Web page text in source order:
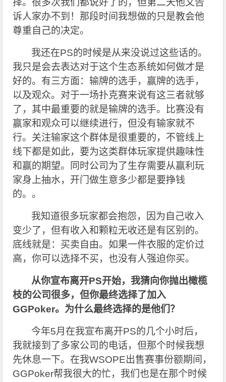
择。很多次我们都说好了的，但第二天他又告
诉人家办不到！那段时间我想做的只是教会他
尊重自己的决定。
我还在PS的时候是从来没说过这些话的。
我只是会去表达对于这个生态系统如何做才是
好的。有三方面：输牌的选手，赢牌的选手，
以及观众。对于一场扑克赛来说有这三者就够
了，其中最重要的就是输牌的选手。比赛没有
赢家和观众可以继续进行，但没有输家就不
行。关注输家这个群体是很重要的，不管线上
线下都是如此，要为这类群体玩家提供趣味性
和赢的期望。同时公司为了生存需要从赢利玩
家身上抽水，开门做生意多少都是要挣钱
的。。
我知道很多玩家都会抱怨，因为自己收入
变少了，但有收入和颗粒无收还是有区别的。
底线就是：买卖自由。如果一件衣服的定价过
高，你可以选择不买，也没有人强迫你买。
从你宣布离开PS开始，我猜向你抛出橄榄
枝的公司很多，但你最终选择了加入
GGPoker。为什么最终选择的是他们？
今年5月在我宣布离开PS的几个小时后，
我就接到了多家公司的电话，但那个时候我想
先休息一下。在我WSOPE出售赛事份额期间，
GGPoker帮我很大的忙，我们也是在那个时候